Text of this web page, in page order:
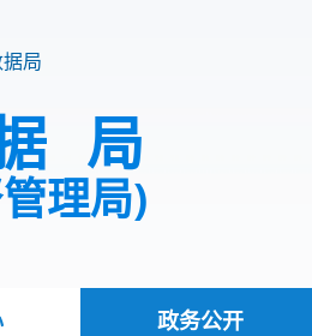
局
局
理局)
政务公开